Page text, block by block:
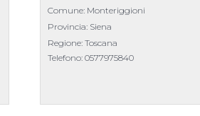
Comune: Monteriggioni
Provincia: Siena
Regione: Toscana
Telefono: 0577975840